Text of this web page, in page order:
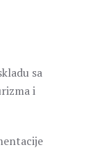
sa
i